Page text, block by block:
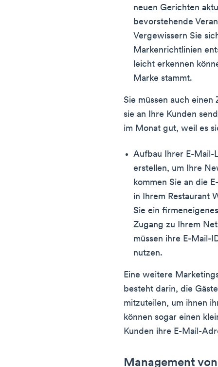
neuen Gerichten
bevorstehende
Vergewissern Sie
Markenrichtlinien
leicht erkennen
Marke stammt.
Sie müssen auch
sie an Ihre Kunden
im Monat gut, weil es
Aufbau Ihrer E-Mail-
erstellen, um Ihre
kommen Sie an die
in Ihrem Restaurant
Sie ein
Zugang zu Ihrem
müssen ihre E-Mail-
nutzen.
Eine weitere
besteht darin, die
mitzuteilen, um ihnen
können sogar einen
Kunden ihre E-Mail-
Management